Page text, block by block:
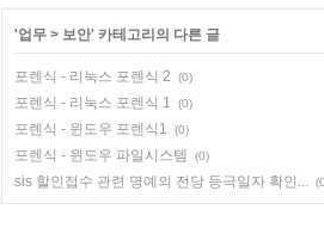
'업무 > 보안' 카테고리의 다른 글
포렌식 - 리눅스 포렌식 2 (0)
포렌식 - 리눅스 포렌식 1 (0)
포렌식 - 윈도우 포렌식1 (0)
포렌식 - 윈도우 파일시스템 (0)
sis 할인접수 관련 명예의 전당 등극일자 확인...